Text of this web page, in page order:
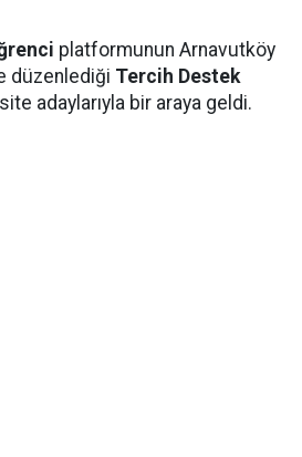
platformunun Arnavutköy
düzenlediği Tercih Destek
adaylarıyla bir araya geldi.